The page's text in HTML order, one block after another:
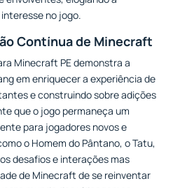
no jogo.
Contínua de Minecraft
Minecraft PE demonstra a
em enriquecer a experiência de
e construindo sobre adições
que o jogo permaneça um
para jogadores novos e
o Homem do Pântano, o Tatu,
desafios e interações mas
de Minecraft de se reinventar